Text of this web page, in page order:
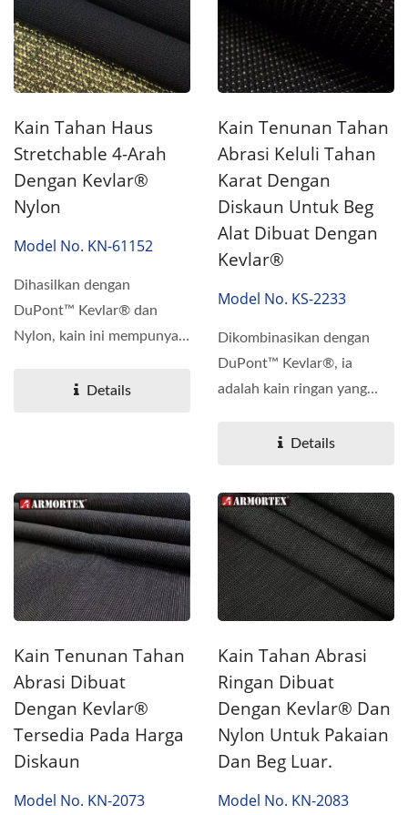
Kain Tahan Haus
Stretchable 4-Arah
Dengan Kevlar®
Nylon
Model No. KN-61152
Dihasilkan dengan
DuPont™ Kevlar® dan
Nylon, kain ini mempunyai
Details
Kain Tenunan Tahan
Abrasi Keluli Tahan
Karat Dengan
Diskaun Untuk Beg
Alat Dibuat Dengan
Kevlar®
Model No. KS-2233
Dikombinasikan dengan
DuPont™ Kevlar®, ia
adalah kain ringan yang
diperkuat...
Details
Kain Tenunan Tahan
Abrasi Dibuat
Dengan Kevlar®
Tersedia Pada Harga
Diskaun
Model No. KN-2073
Kain Tahan Abrasi
Ringan Dibuat
Dengan Kevlar® Dan
Nylon Untuk Pakaian
Dan Beg Luar.
Model No. KN-2083